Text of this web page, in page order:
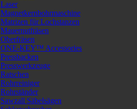
Laser
Magnetkernbohrmaschine
Matrizen für Lochstanzen
Mauernutfräsen
Oberfräsen
ONE-KEY™ Accessories
Pressbacken
Presswerkzeuge
Ratschen
Rohrreiniger
Rohrständer
Sawzall Säbelsägen